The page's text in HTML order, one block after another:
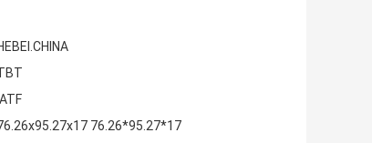
IATF
76.26*95.27*17